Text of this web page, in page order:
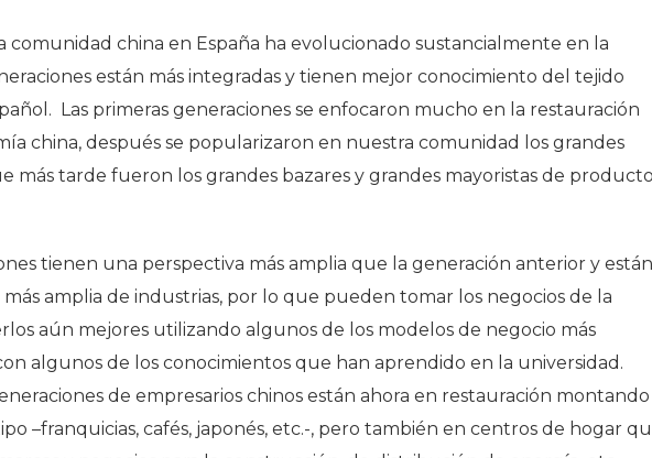
comunidad china en España ha evolucionado sustancialmente en la
están más integradas y tienen mejor conocimiento del tejido
Las primeras generaciones se enfocaron mucho en la restauración
china, después se popularizaron en nuestra comunidad los grandes
más tarde fueron los grandes bazares y grandes mayoristas de
tienen una perspectiva más amplia que la generación anterior y están
amplia de industrias, por lo que pueden tomar los negocios de la
aún mejores utilizando algunos de los modelos de negocio más
algunos de los conocimientos que han aprendido en la universidad.
de empresarios chinos están ahora en restauración montando
–franquicias, cafés, japonés, etc.-, pero también en centros de hogar